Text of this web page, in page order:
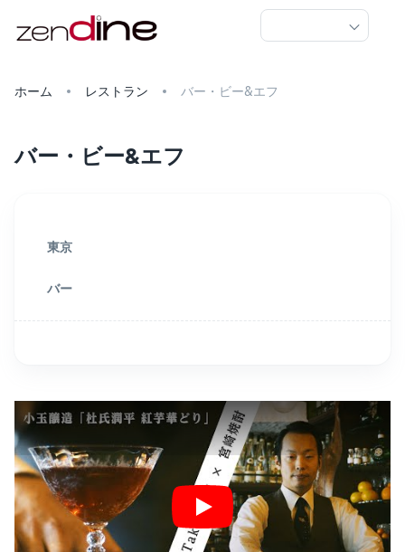
ホーム レストラン バー・ビー&エフ
バー・ビー&エフ
東京
バー
Play